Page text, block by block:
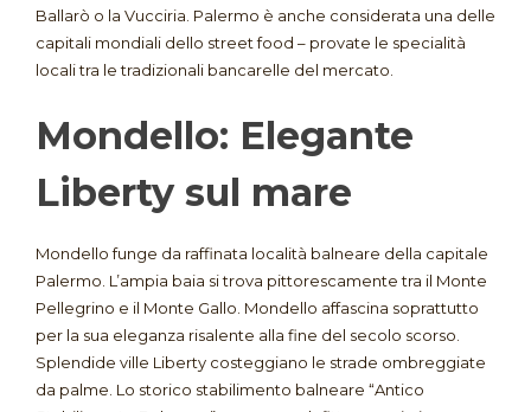
Ballarò o la Vucciria. Palermo è anche considerata una delle
capitali mondiali dello street food – provate le specialità
locali tra le tradizionali bancarelle del mercato.
Mondello: Elegante
Liberty sul mare
Mondello funge da raffinata località balneare della capitale
Palermo . L’ampia baia si trova pittorescamente tra il Monte
Pellegrino e il Monte Gallo. Mondello affascina soprattutto
per la sua eleganza risalente alla fine del secolo scorso.
Splendide ville Liberty costeggiano le strade ombreggiate
da palme. Lo storico stabilimento balneare “Antico